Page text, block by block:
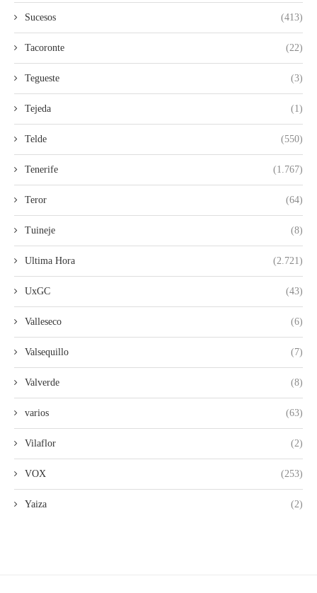
Sucesos (413)
Tacoronte (22)
Tegueste (3)
Tejeda (1)
Telde (550)
Tenerife (1.767)
Teror (64)
Tuineje (8)
Ultima Hora (2.721)
UxGC (43)
Valleseco (6)
Valsequillo (7)
Valverde (8)
varios (63)
Vilaflor (2)
VOX (253)
Yaiza (2)